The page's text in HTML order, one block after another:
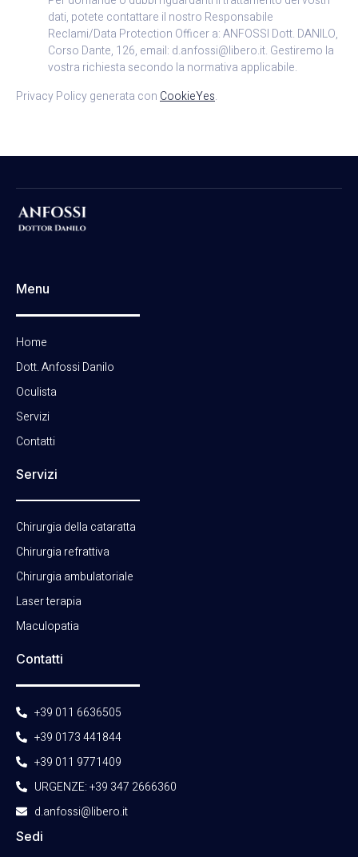
dati, potete contattare il nostro Responsabile
Reclami/Data Protection Officer a: ANFOSSI Dott. DANILO,
Corso Dante, 126, email: d.anfossi@libero.it. Gestiremo la
vostra richiesta secondo la normativa applicabile.
Privacy Policy generata con CookieYes.
Menu
Home
Dott. Anfossi Danilo
Oculista
Servizi
Contatti
Servizi
Chirurgia della cataratta
Chirurgia refrattiva
Chirurgia ambulatoriale
Laser terapia
Maculopatia
Contatti
+39 011 6636505
+39 0173 441844
+39 011 9771409
URGENZE: +39 347 2666360
d.anfossi@libero.it
Sedi